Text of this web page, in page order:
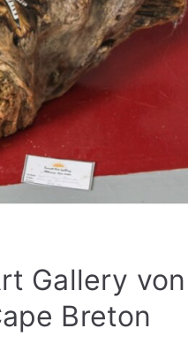
Gallery
Breton